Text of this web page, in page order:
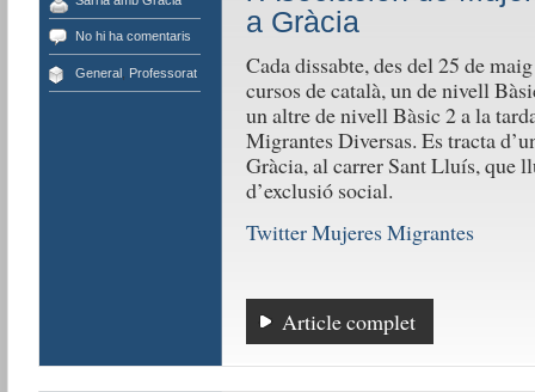
No hi ha comentaris
General, Professorat
a Gràcia
Cada dissabte, des del 25 de
cursos de català, un de nivell
un altre de nivell Bàsic 2 a la
Migrantes Diversas. Es tracta
Gràcia, al carrer Sant Lluís, que
d’exclusió social.
Twitter Mujeres Migrantes
Article complet